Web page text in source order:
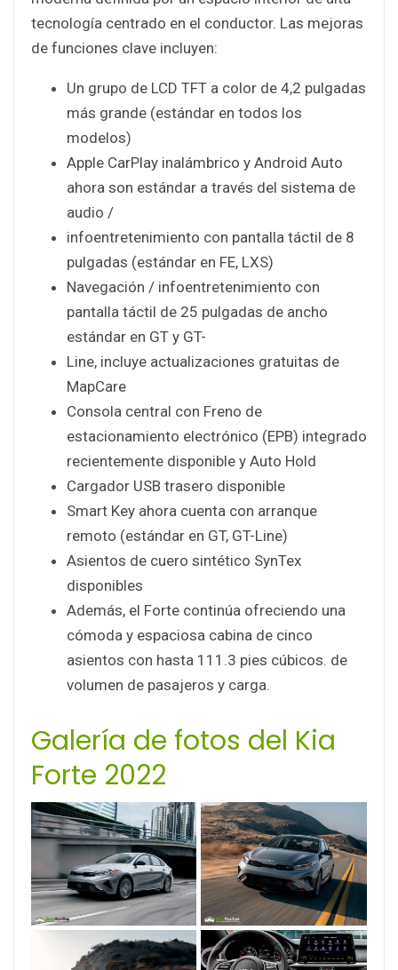
tecnología centrado en el conductor. Las mejoras
de funciones clave incluyen:
Un grupo de LCD TFT a color de 4,2 pulgadas
más grande (estándar en todos los
modelos)
Apple CarPlay inalámbrico y Android Auto
ahora son estándar a través del sistema de
audio /
infoentretenimiento con pantalla táctil de 8
pulgadas (estándar en FE, LXS)
Navegación / infoentretenimiento con
pantalla táctil de 25 pulgadas de ancho
estándar en GT y GT-
Line, incluye actualizaciones gratuitas de
MapCare
Consola central con Freno de
estacionamiento electrónico (EPB) integrado
recientemente disponible y Auto Hold
Cargador USB trasero disponible
Smart Key ahora cuenta con arranque
remoto (estándar en GT, GT-Line)
Asientos de cuero sintético SynTex
disponibles
Además, el Forte continúa ofreciendo una
cómoda y espaciosa cabina de cinco
asientos con hasta 111.3 pies cúbicos. de
volumen de pasajeros y carga.
Galería de fotos del Kia
Forte 2022